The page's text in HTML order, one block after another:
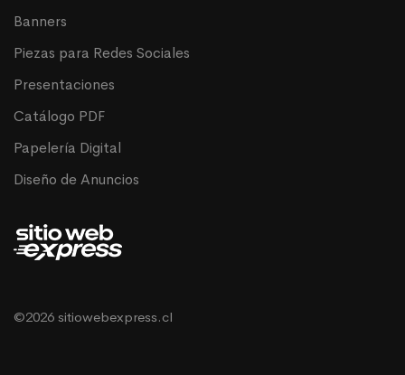
Banners
Piezas para Redes Sociales
Presentaciones
Catálogo PDF
Papelería Digital
Diseño de Anuncios
©2026 sitiowebexpress.cl